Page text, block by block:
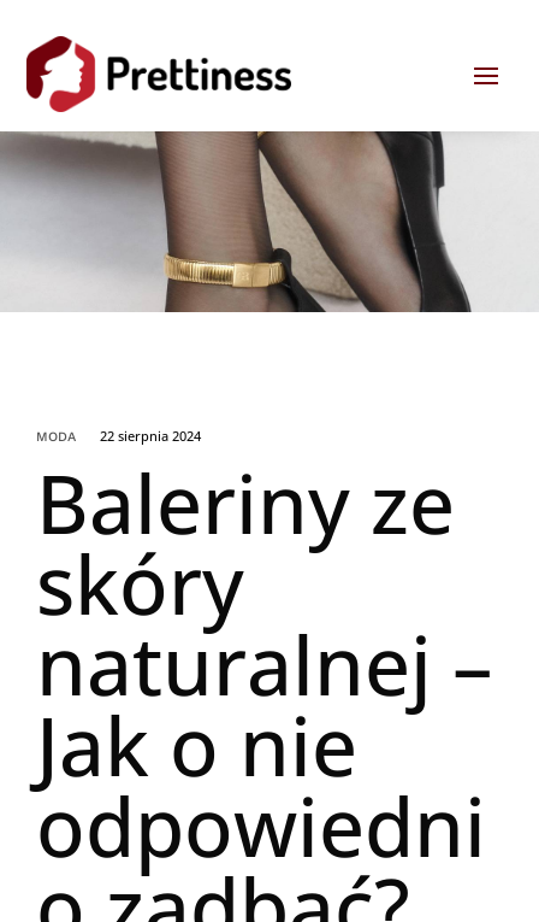
MODA 22 sierpnia 2024
Baleriny ze
skóry
naturalnej –
Jak o nie
odpowiedni